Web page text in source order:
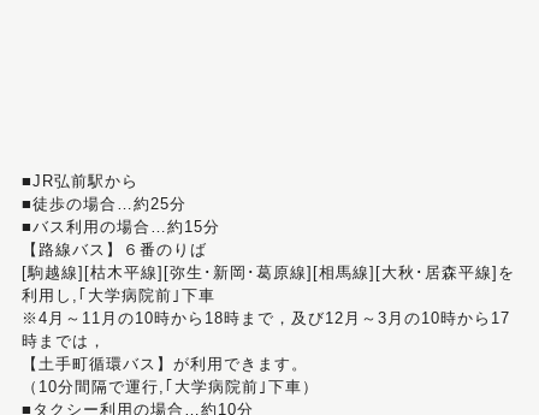
■JR弘前駅から
■徒歩の場合…約25分
■バス利用の場合…約15分
【路線バス】６番のりば
[駒越線][枯木平線][弥生･新岡･葛原線][相馬線][大秋･居森平線]を
利用し,｢大学病院前｣下車
※4月～11月の10時から18時まで，及び12月～3月の10時から17
時までは，
【土手町循環バス】が利用できます。
（10分間隔で運行,｢大学病院前｣下車）
■タクシー利用の場合…約10分